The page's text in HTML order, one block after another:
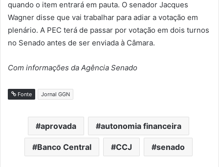
quando o item entrará em pauta. O senador Jacques
Wagner disse que vai trabalhar para adiar a votação em
plenário. A PEC terá de passar por votação em dois turnos
no Senado antes de ser enviada à Câmara.
Com informações da Agência Senado
Fonte Jornal GGN
aprovada autonomia financeira
Banco Central CCJ senado